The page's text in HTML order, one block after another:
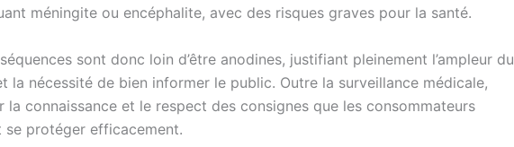
méningite ou encéphalite, avec des risques graves pour la santé.
sont donc loin d’être anodines, justifiant pleinement l’ampleur du
la nécessité de bien informer le public. Outre la surveillance médicale,
la connaissance et le respect des consignes que les consommateurs
se protéger efficacement.